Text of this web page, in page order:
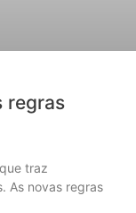
regras
traz
As novas regras